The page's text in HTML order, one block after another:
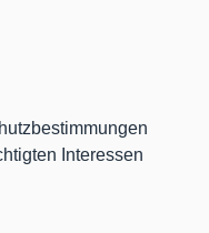
Interessen